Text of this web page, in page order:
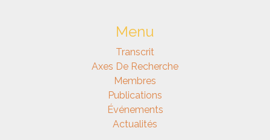
Menu
Transcrit
Axes De Recherche
Membres
Publications
Événements
Actualités